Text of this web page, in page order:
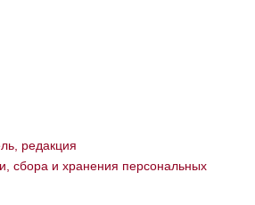
редакция
сбора и хранения персональных